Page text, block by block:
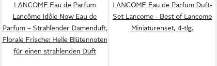
LANCOME Eau de Parfum
Lancôme Idôle Now Eau de
Parfum – Strahlender Damenduft,
Florale Frische: Helle Blütennoten
für einen strahlenden Duft
LANCOME Eau de Parfum Duft-
Set Lancome - Best of Lancome
Miniaturenset, 4-tlg.